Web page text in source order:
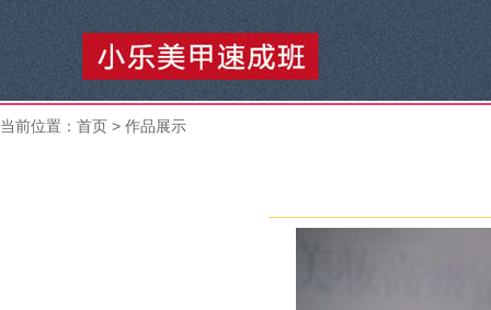
当前位置： 首页 > 作品展示